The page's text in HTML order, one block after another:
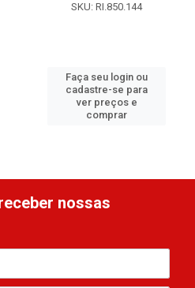
SKU: RI.850.144
Faça seu login ou
cadastre-se para
ver preços e
comprar
nossas